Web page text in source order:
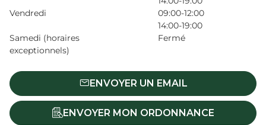
Vendredi
09:00-12:00
14:00-19:00
Samedi (horaires
exceptionnels)
Fermé
ENVOYER UN EMAIL
ENVOYER MON ORDONNANCE